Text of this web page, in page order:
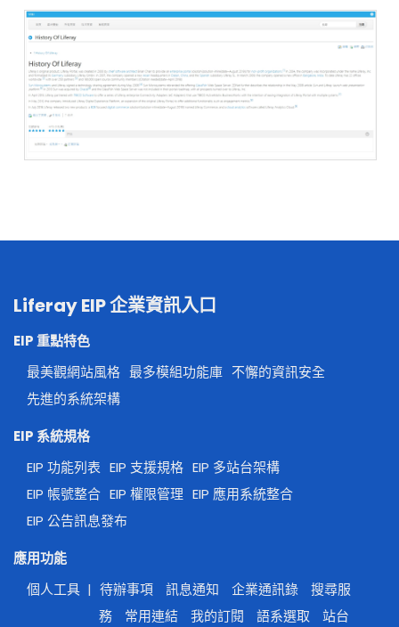
Liferay EIP 企業資訊入口
EIP 重點特色
最美觀網站風格 最多模組功能庫 不懈的資訊安全
先進的系統架構
EIP 系統規格
EIP 功能列表 EIP 支援規格 EIP 多站台架構
EIP 帳號整合 EIP 權限管理 EIP 應用系統整合
EIP 公告訊息發布
應用功能
個人工具 | 待辦事項 訊息通知 企業通訊錄
搜尋服
務
常用連結 我的訂閱 語系選取
站台